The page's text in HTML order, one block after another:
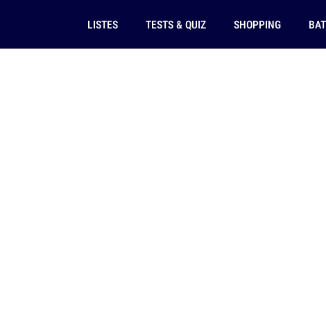
LISTES TESTS & QUIZ SHOPPING